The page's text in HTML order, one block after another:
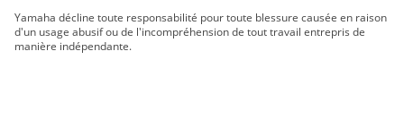
Yamaha décline toute responsabilité pour toute blessure causée en raison
d'un usage abusif ou de l'incompréhension de tout travail entrepris de
manière indépendante.